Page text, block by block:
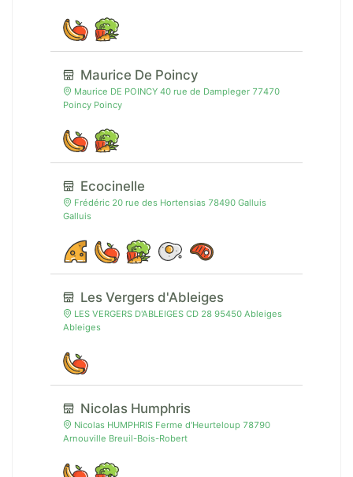
Maurice De Poincy
Maurice DE POINCY 40 rue de Dampleger 77470
Poincy Poincy
Ecocinelle
Frédéric 20 rue des Hortensias 78490 Galluis
Galluis
Les Vergers d'Ableiges
LES VERGERS D'ABLEIGES CD 28 95450 Ableiges
Ableiges
Nicolas Humphris
Nicolas HUMPHRIS Ferme d'Heurteloup 78790
Arnouville Breuil-Bois-Robert